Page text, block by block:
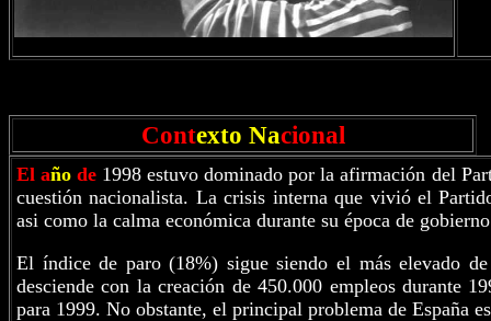
Contexto Nacional
El año de 1998 estuvo dominado por la afirmación del
cuestión nacionalista. La crisis interna que vivió el
asi como la calma económica durante su época de
El índice de paro (18%) sigue siendo el más elevado
desciende con la creación de 450.000 empleos durante
para 1999. No obstante, el principal problema de España